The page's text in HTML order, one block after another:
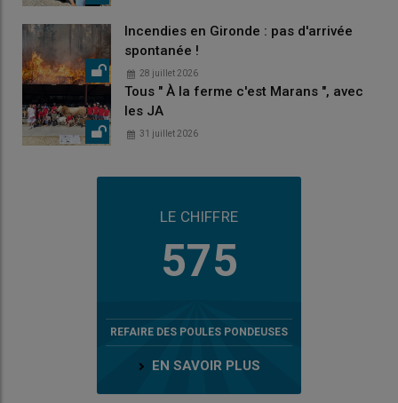
Incendies en Gironde : pas d'arrivée
spontanée !
28 juillet 2026
Tous " À la ferme c'est Marans ", avec
les JA
31 juillet 2026
LE CHIFFRE
575
REFAIRE DES POULES PONDEUSES
EN SAVOIR PLUS